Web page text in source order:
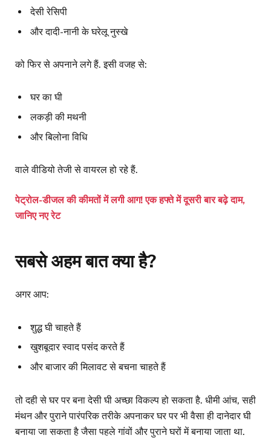
देसी रेसिपी
और दादी-नानी के घरेलू नुस्खे
को फिर से अपनाने लगे हैं. इसी वजह से:
घर का घी
लकड़ी की मथनी
और बिलोना विधि
वाले वीडियो तेजी से वायरल हो रहे हैं.
पेट्रोल-डीजल की कीमतों में लगी आग! एक हफ्ते में दूसरी बार बढ़े दाम,
जानिए नए रेट
सबसे अहम बात क्या है?
अगर आप:
शुद्ध घी चाहते हैं
खुशबूदार स्वाद पसंद करते हैं
और बाजार की मिलावट से बचना चाहते हैं
तो दही से घर पर बना देसी घी अच्छा विकल्प हो सकता है. धीमी आंच, सही
मंथन और पुराने पारंपरिक तरीके अपनाकर घर पर भी वैसा ही दानेदार घी
बनाया जा सकता है जैसा पहले गांवों और पुराने घरों में बनाया जाता था.